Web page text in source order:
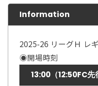
Information
2025-26 リーグＨ レ
◉開場時刻
13:00（12:50FC先